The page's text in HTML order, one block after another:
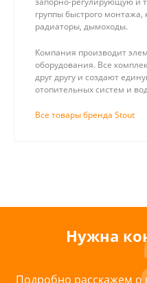
группы быстрого монтажа,
радиаторы, дымоходы.
Компания производит
оборудования. Все
друг другу и создают
отопительных систем и
Все товары бренда Stout
Нужна
Подробно расскажем о